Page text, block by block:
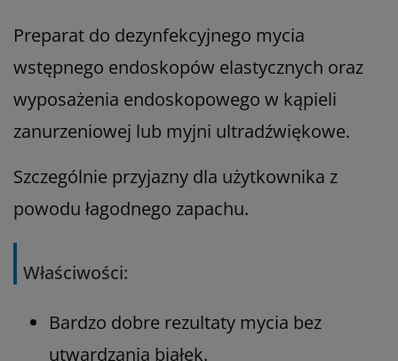
Preparat do dezynfekcyjnego mycia
wstępnego endoskopów elastycznych oraz
wyposażenia endoskopowego w kąpieli
zanurzeniowej lub myjni ultradźwiękowe.
Szczególnie przyjazny dla użytkownika z
powodu łagodnego zapachu.
Właściwości:
Bardzo dobre rezultaty mycia bez
utwardzania białek.